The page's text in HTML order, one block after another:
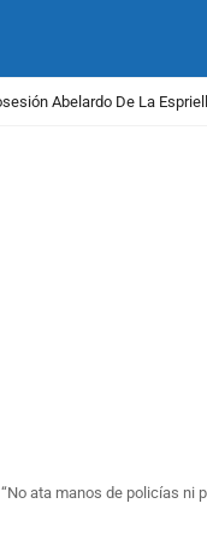
Abelardo De La
ata manos de policías ni